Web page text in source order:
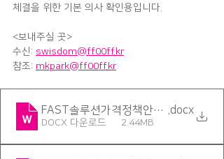
체결을 위한 기본 의사 확인용입니다.
<보내주실 곳>
수신: swisdom@ff00ff.kr
참조: mkpark@ff00ff.kr
FAST솔루션가격정책안내문_v.6
.docx
DOCX 다운로드 • 2.44MB